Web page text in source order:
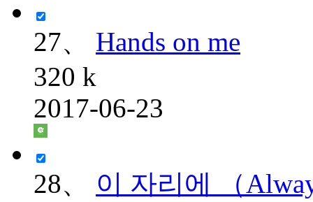
27、
Hands on me
320 k
2017-06-23
28、
이 자리에 （